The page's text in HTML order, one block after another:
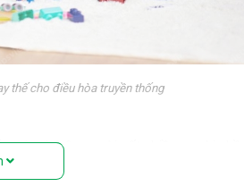
thế cho điều hòa truyền thống
từ bên ngoài, rất nhiều người
lạnh, máy nén, khí gas, ống dẫn